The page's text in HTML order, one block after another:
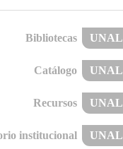
Bibliotecas UNAL
Catálogo UNAL
Recursos UNAL
institucional UNAL